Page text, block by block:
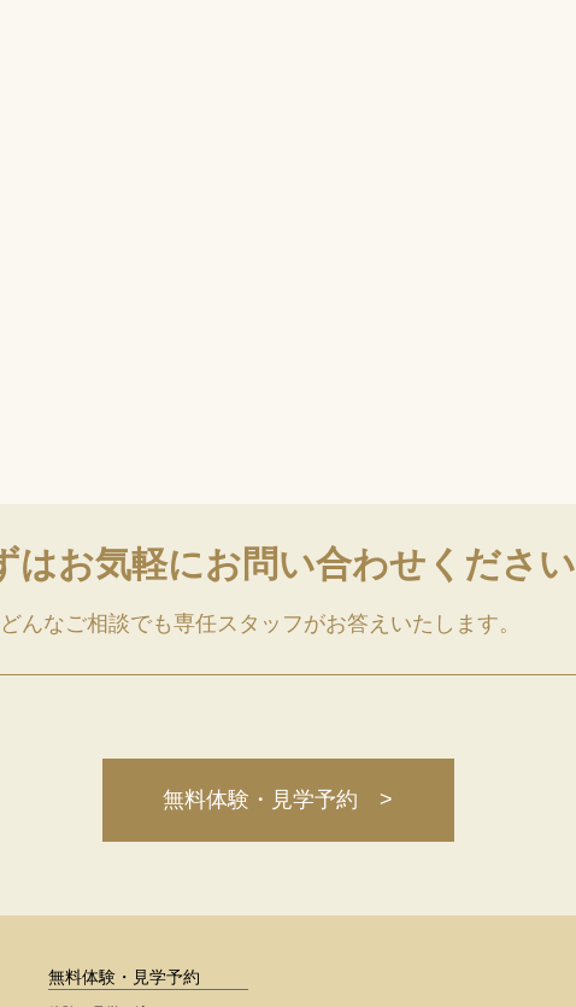
はお気軽にお問い合わせください
どんなご相談でも専任スタッフがお答えいたします。
無料体験・見学予約 >
無料体験・見学予約